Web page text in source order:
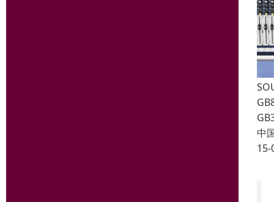
中
15-